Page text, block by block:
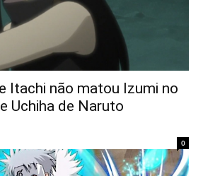
Itachi não matou Izumi no
Uchiha de Naruto
0